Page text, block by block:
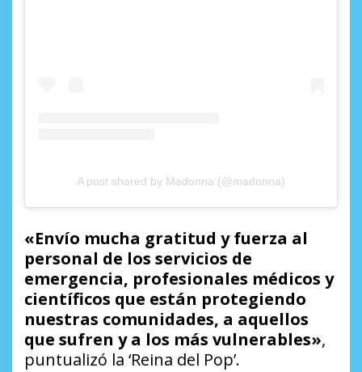
A post shared by Madonna (@madonna)
«Envío mucha gratitud y fuerza al
personal de los servicios de
emergencia, profesionales médicos y
científicos que están protegiendo
nuestras comunidades, a aquellos
que sufren y a los más vulnerables»,
puntualizó la ‘Reina del Pop’.